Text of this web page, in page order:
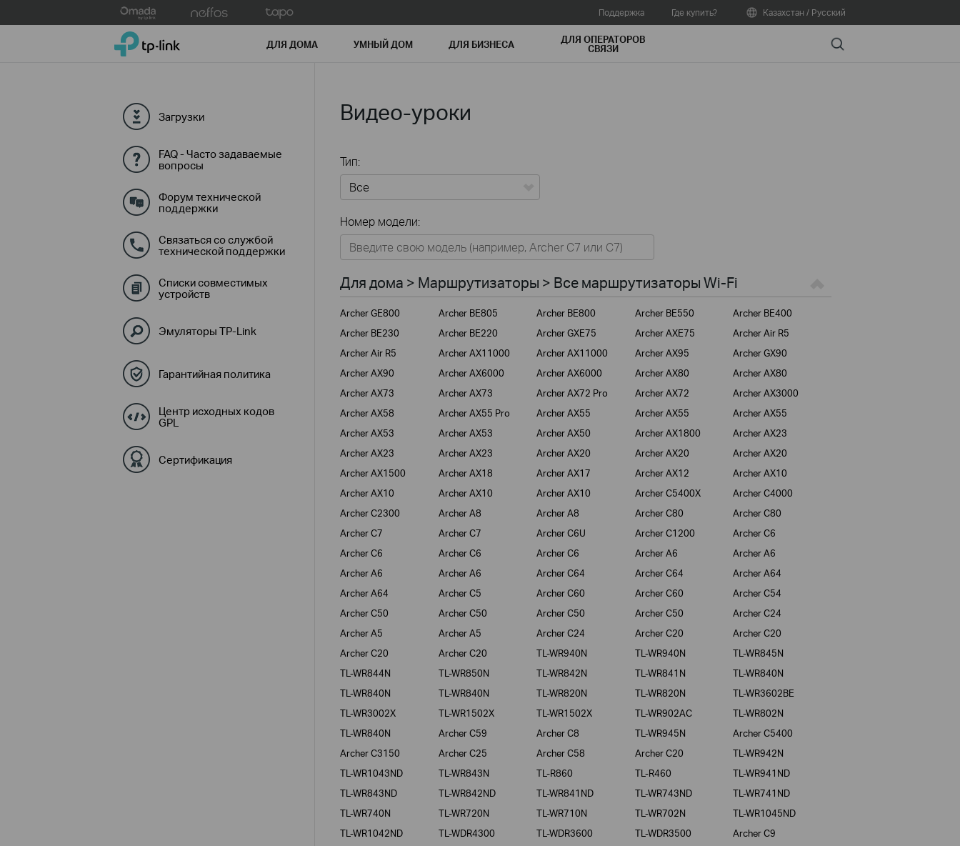
to
Поддержка Где купить? Казахстан / Русский
TP-Link, Reliably Smart ДЛЯ ДОМА УМНЫЙ ДОМ ДЛЯ БИЗНЕСА ДЛЯ ОПЕРАТОРОВ
СВЯЗИ Search
Загрузки
FAQ - Часто задаваемые
вопросы
Форум технической
поддержки
Связаться со службой
технической поддержки
Списки совместимых
устройств
Эмуляторы TP-Link
Гарантийная политика
Центр исходных кодов
GPL
Сертификация
Видео-уроки
Тип:
Для дома
Умный дом
Для бизнеса
Для операторов связи
Номер модели:
Для дома > Маршрутизаторы > Все маршрутизаторы Wi-Fi
Archer GE800 Archer BE805 Archer BE800 Archer BE550
Archer BE400
Archer BE230
Archer BE220 Archer GXE75 Archer AXE75
Archer Air R5
Archer Air R5
Archer AX11000 Archer AX11000 Archer AX95
Archer GX90
Archer AX90
Archer AX6000 Archer AX6000 Archer AX80
Archer AX80
Archer AX73
Archer AX73 Archer AX72 Pro Archer AX72
Archer AX3000
Archer AX58
Archer AX55 Pro Archer AX55 Archer AX55
Archer AX55
Archer AX53
Archer AX53 Archer AX50 Archer AX1800
Archer AX23
Archer AX23
Archer AX23 Archer AX20 Archer AX20
Archer AX20
Archer AX1500
Archer AX18 Archer AX17 Archer AX12
Archer AX10
Archer AX10
Archer AX10 Archer AX10 Archer C5400X
Archer C4000
Archer C2300
Archer A8 Archer A8 Archer C80
Archer C80
Archer C7
Archer C7 Archer C6U Archer C1200
Archer C6
Archer C6
Archer C6 Archer C6 Archer A6
Archer A6
Archer A6
Archer A6 Archer C64 Archer C64
Archer A64
Archer A64
Archer C5 Archer C60 Archer C60
Archer C54
Archer C50
Archer C50 Archer C50 Archer C50
Archer C24
Archer A5
Archer A5 Archer C24 Archer C20
Archer C20
Archer C20
Archer C20 TL-WR940N TL-WR940N
TL-WR845N
TL-WR844N
TL-WR850N TL-WR842N TL-WR841N
TL-WR840N
TL-WR840N
TL-WR840N TL-WR820N TL-WR820N
TL-WR3602BE
TL-WR3002X
TL-WR1502X TL-WR1502X TL-WR902AC
TL-WR802N
TL-WR840N
Archer C59 Archer C8 TL-WR945N
Archer C5400
Archer C3150
Archer C25 Archer C58 Archer C20
TL-WR942N
TL-WR1043ND
TL-WR843N TL-R860 TL-R460
TL-WR941ND
TL-WR843ND
TL-WR842ND TL-WR841ND TL-WR743ND
TL-WR741ND
TL-WR740N
TL-WR720N TL-WR710N TL-WR702N
TL-WR1045ND
TL-WR1042ND
TL-WDR4300 TL-WDR3600 TL-WDR3500
Archer C9